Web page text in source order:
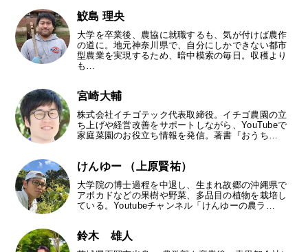
鮫島 理央
大学を卒業後、農協に就職するも、気が付けば農作
の道に。地元神奈川県で、自分にしかできない都市
型農業を実現するため、暗中模索の毎日。収穫より
も…
宮崎大輔
株式会社イチゴテック代表取締役。イチゴ農園の立
ち上げや経営改善をサポートしながら、YouTubeで
家庭菜園のお役立ち情報を発信。著書『おうち…
けんゆー （上原賢祐）
大学院の博士過程を中退し、生まれ故郷の沖縄県で
アボカドなどの果樹や野菜、多品目の植物を栽培し
ている。Youtubeチャンネル「けんゆーの農ラ…
鈴木 雄人